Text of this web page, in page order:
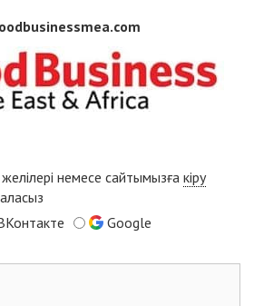
немесе сайтымызға кіру
Google